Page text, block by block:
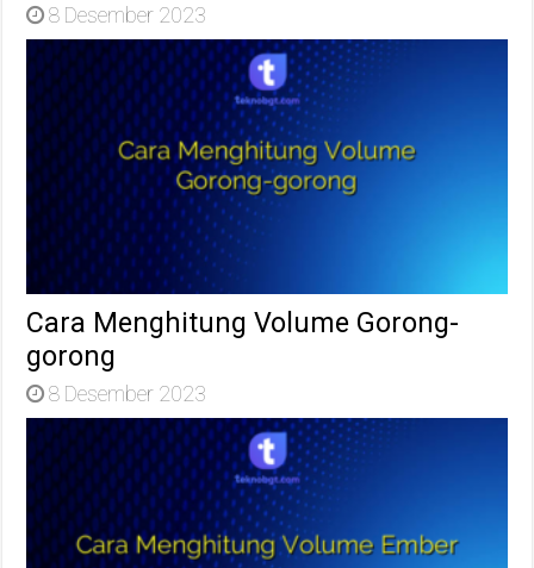
8 Desember 2023
Cara Menghitung Volume Gorong-
gorong
8 Desember 2023